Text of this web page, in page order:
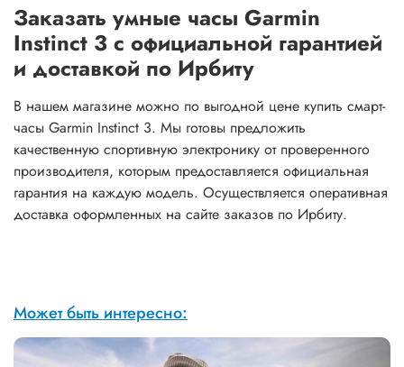
Заказать умные часы Garmin
Instinct 3 с официальной гарантией
и доставкой по Ирбиту
В нашем магазине можно по выгодной цене купить смарт-
часы Garmin Instinct 3. Мы готовы предложить
качественную спортивную электронику от проверенного
производителя, которым предоставляется официальная
гарантия на каждую модель. Осуществляется оперативная
доставка оформленных на сайте заказов по Ирбиту.
Может быть интересно: